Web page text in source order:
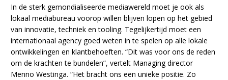
In de sterk gemondialiseerde mediawereld moet je ook als
lokaal mediabureau voorop willen blijven lopen op het gebied
van innovatie, techniek en tooling. Tegelijkertijd moet een
internationaal agency goed weten in te spelen op alle lokale
ontwikkelingen en klantbehoeften. “Dit was voor ons de reden
om de krachten te bundelen”, vertelt Managing director
Menno Westinga. “Het bracht ons een unieke positie. Zo